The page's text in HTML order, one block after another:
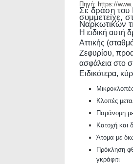
Πηγή: https://
Σε δράση του
συμμετείχε,
Ναρκωτικών
Η ειδική αυτή
Αττικής
Ζεφυρίου,
ασφάλεια στο
Ειδικότερα,
Κλοπές
Παράνομη
Κατοχή και
Άτομα με
Πρόκληση
γκράφιτι